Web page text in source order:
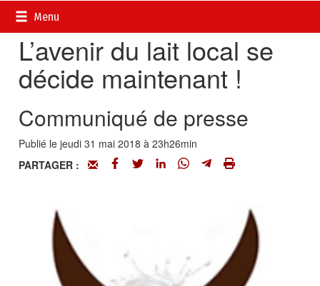
Menu
Accueil>
L’avenir du lait local se
décide maintenant !
Communiqué de presse
Publié le jeudi 31 mai 2018 à 23h26min
PARTAGER :